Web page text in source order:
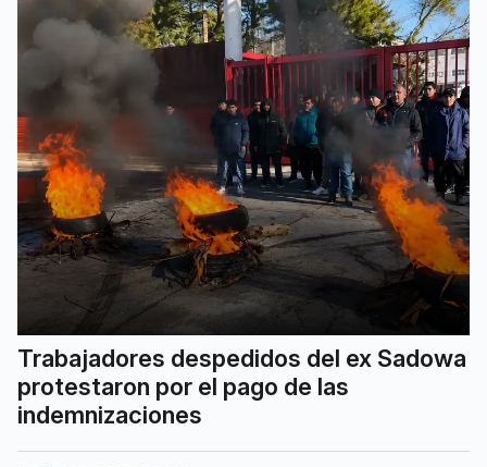
Trabajadores despedidos del ex Sadowa
protestaron por el pago de las
indemnizaciones